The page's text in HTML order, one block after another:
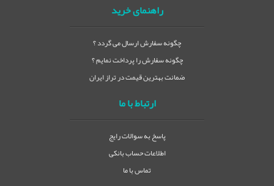
راهنمای خرید
چگونه سفارش ارسال می گردد ؟
چگونه سفارش را پرداخت نمایم ؟
ضمانت بهترین قیمت در تراز ایران
ارتباط با ما
پاسخ به سوالات رایج
اطلاعات حساب بانکی
تماس با ما